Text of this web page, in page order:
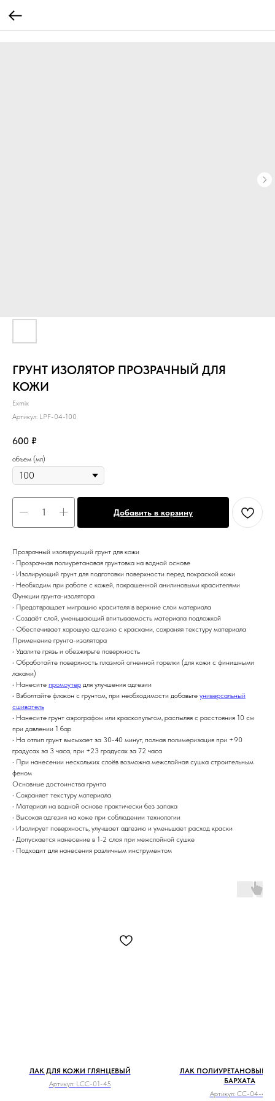
ГРУНТ ИЗОЛЯТОР ПРОЗРАЧНЫЙ ДЛЯ
КОЖИ
Exmix
Артикул: LPF-04-100
600 ₽
объем (мл)
Добавить в корзину
Прозрачный изолирующий грунт для кожи
• Прозрачная полиуретановая грунтовка на водной основе
• Изолирующий грунт для подготовки поверхности перед покраской кожи
• Необходим при работе с кожей, покрашенной анилиновыми красителями
Функции грунта-изолятора
• Предотвращает миграцию красителя в верхние слои материала
• Создаёт слой, уменьшающий впитываемость материала подложкой
• Обеспечивает хорошую адгезию с красками, сохраняя текстуру материала
Применение грунта-изолятора
• Удалите грязь и обезжирьте поверхность
• Обработайте поверхность плазмой огненной горелки (для кожи с финишными
лаками)
• Нанесите промоутер для улучшения адгезии
• Взболтайте флакон с грунтом, при необходимости добавьте универсальный
сшиватель
• Нанесите грунт аэрографом или краскопультом, распыляя с расстояния 10 см
при давлении 1 бар
• На отлип грунт высыхает за 30-40 минут, полная полимеризация при +90
градусах за 3 часа, при +23 градусах за 72 часа
• При нанесении нескольких слоёв возможна межслойная сушка строительным
феном
Основные достоинства грунта
• Сохраняет текстуру материала
• Материал на водной основе практически без запаха
• Высокая адгезия на коже при соблюдении технологии
• Изолирует поверхность, улучшает адгезию и уменьшает расход краски
• Допускается нанесение в 1-2 слоя при межслойной сушке
• Подходит для нанесения различным инструментом
ЛАК ДЛЯ КОЖИ ГЛЯНЦЕВЫЙ
Артикул: LCC-01-45
ЛАК ПОЛИУРЕТАНОВЫЙ
БАРХАТА
Артикул: CC-04-45